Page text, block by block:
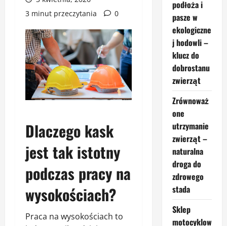
3 minut przeczytania
0
Dlaczego kask
jest tak istotny
podczas pracy na
wysokościach?
Praca na wysokościach to
podłoża i
pasze w
ekologiczne
j hodowli –
klucz do
dobrostanu
zwierząt
Zrównoważ
one
utrzymanie
zwierząt –
naturalna
droga do
zdrowego
stada
Sklep
motocyklow